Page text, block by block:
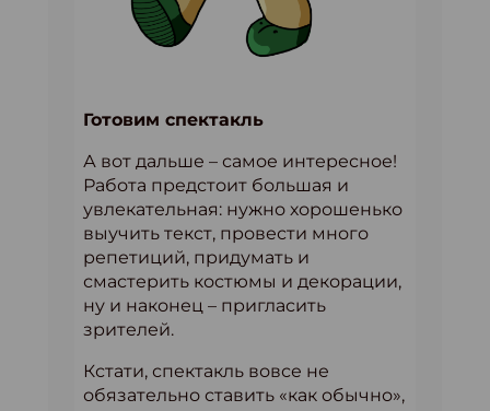
Готовим спектакль
А вот дальше – самое интересное!
Работа предстоит большая и
увлекательная: нужно хорошенько
выучить текст, провести много
репетиций, придумать и
смастерить костюмы и декорации,
ну и наконец – пригласить
зрителей.
Кстати, спектакль вовсе не
обязательно ставить «как обычно»,